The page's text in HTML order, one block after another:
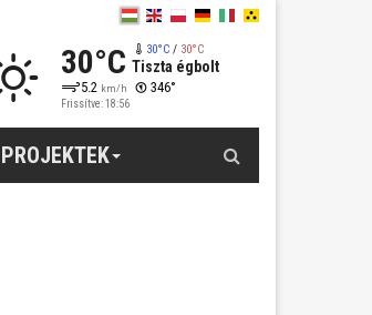
30°C 30°C/ 30°C
Tiszta égbolt
5.2 km/h 346°
Frissítve: 18:56
PROJEKTEK